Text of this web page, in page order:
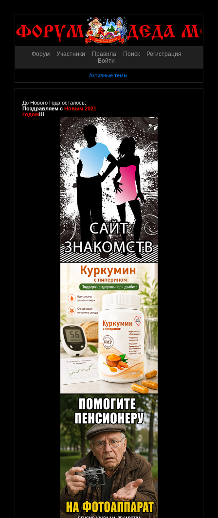
Форум Участники Правила Поиск
Регистрация
Войти
Активные темы
До Нового Года осталось:
Поздравляем с Новым 2021
годом!!!